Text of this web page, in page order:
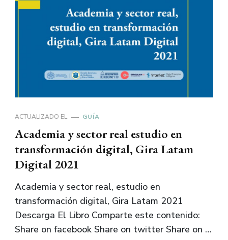
ACTUALIZADO EL GUÍA
Academia y sector real estudio en
transformación digital, Gira Latam
Digital 2021
Academia y sector real, estudio en
transformación digital, Gira Latam 2021
Descarga El Libro Comparte este contenido:
Share on facebook Share on twitter Share on …